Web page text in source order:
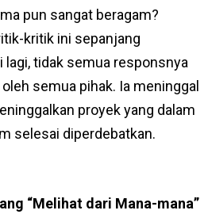
pun sangat beragam?
kritik ini sepanjang
lagi, tidak semua responsnya
semua pihak. Ia meninggal
proyek yang dalam
selesai diperdebatkan.
“Melihat dari Mana-mana”